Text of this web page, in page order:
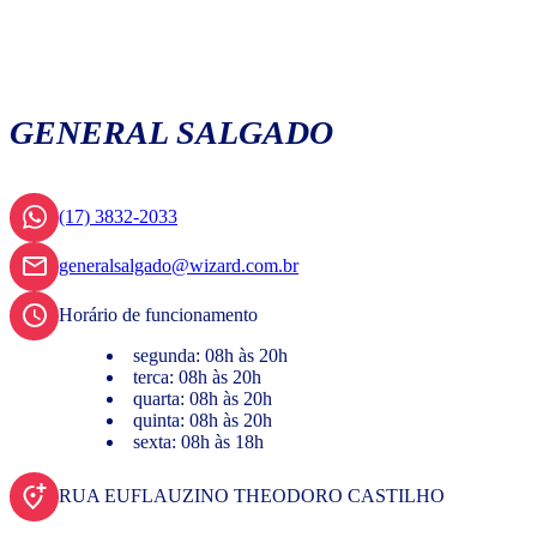
GENERAL SALGADO
(17) 3832-2033
generalsalgado@wizard.com.br
Horário de funcionamento
segunda: 08h às 20h
terca: 08h às 20h
quarta: 08h às 20h
quinta: 08h às 20h
sexta: 08h às 18h
RUA EUFLAUZINO THEODORO CASTILHO